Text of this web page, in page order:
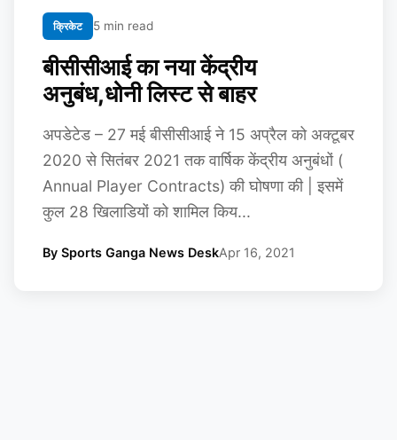
क्रिकेट 5 min read
बीसीसीआई का नया केंद्रीय
अनुबंध,धोनी लिस्ट से बाहर
अपडेटेड – 27 मई बीसीसीआई ने 15 अप्रैल को अक्टूबर
2020 से सितंबर 2021 तक वार्षिक केंद्रीय अनुबंधों (
Annual Player Contracts) की घोषणा की | इसमें
कुल 28 खिलाडियों को शामिल किय...
By Sports Ganga News DeskApr 16, 2021